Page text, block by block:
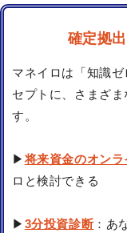
確定拠
マネイロは「知識
セプトに、さまざ
す。
▶将来資金のオンラ
ロと検討できる
▶ 3分投資診断：あ